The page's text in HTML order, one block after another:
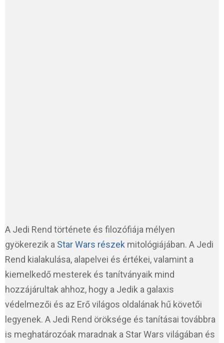
A Jedi Rend története és filozófiája mélyen
gyökerezik a Star Wars részek mitológiájában. A Jedi
Rend kialakulása, alapelvei és értékei, valamint a
kiemelkedő mesterek és tanítványaik mind
hozzájárultak ahhoz, hogy a Jedik a galaxis
védelmezői és az Erő világos oldalának hű követői
legyenek. A Jedi Rend öröksége és tanításai továbbra
is meghatározóak maradnak a Star Wars világában és